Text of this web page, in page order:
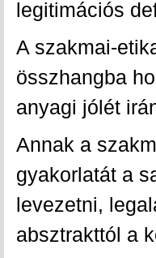
legitimációs
A szakmai-
összhangba
anyagi jólét
Annak a
gyakorlatát a
levezetni,
absztrakttól a